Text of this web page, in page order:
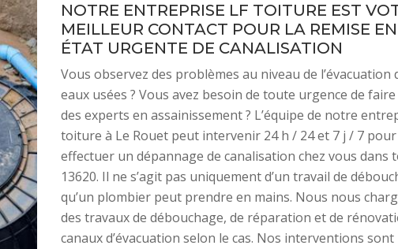
NOTRE ENTREPRISE LF TOITURE EST
MEILLEUR CONTACT POUR LA REMISE EN
ÉTAT URGENTE DE CANALISATION
Vous observez des problèmes au niveau de l’évacuation
eaux usées ? Vous avez besoin de toute urgence de
des experts en assainissement ? L’équipe de notre
toiture à Le Rouet peut intervenir 24 h / 24 et 7 j / 7 pour
effectuer un dépannage de canalisation chez vous dans
13620. Il ne s’agit pas uniquement d’un travail de
qu’un plombier peut prendre en mains. Nous nous
des travaux de débouchage, de réparation et de
canaux d’évacuation selon le cas. Nos interventions sont